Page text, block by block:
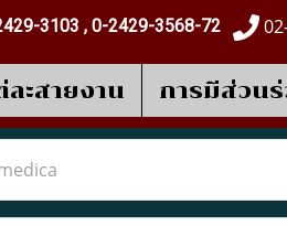
3103 , 0-2429-3568-72
ะสายงาน การมีส่วน